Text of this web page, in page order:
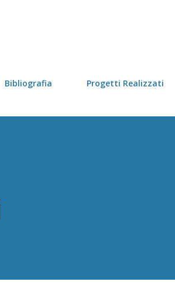
Bibliografia Progetti Realizzati